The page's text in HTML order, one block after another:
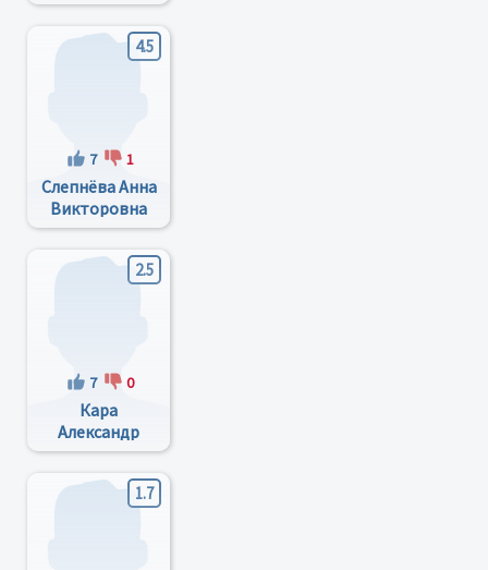
Викторовна
4.5
7 1
Слепнёва Анна
Викторовна
2.5
7 0
Кара
Александр
Дмитриевич
1.7